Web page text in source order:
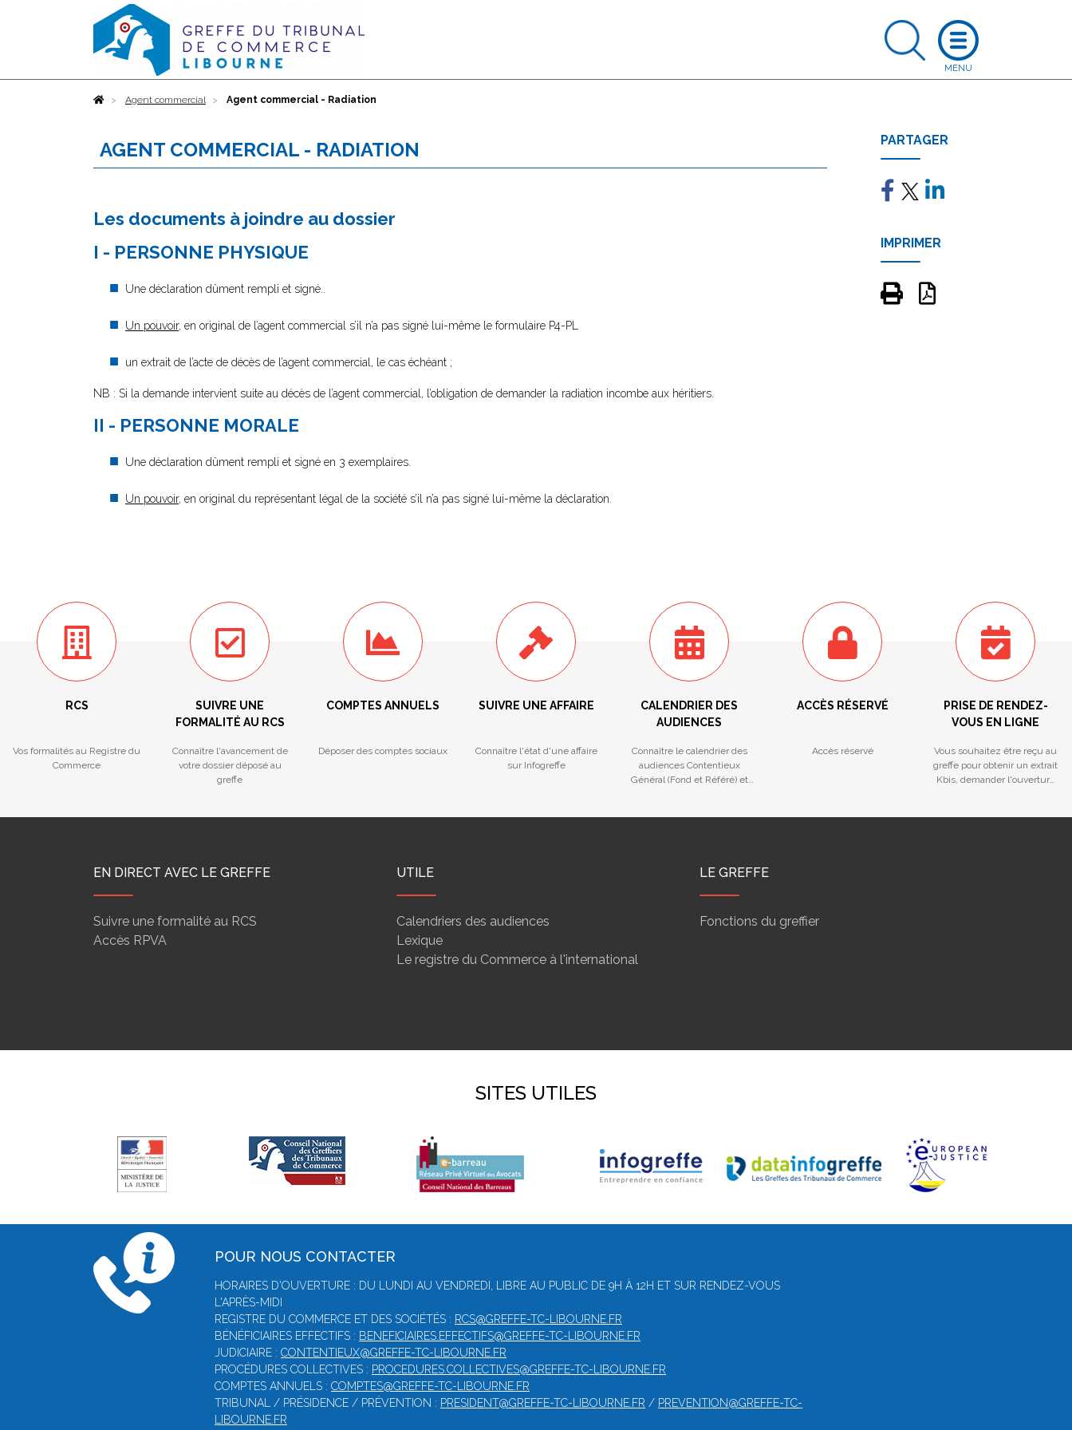
AccueilAgent commercial Agent commercial - Radiation
AGENT COMMERCIAL - RADIATION
Les documents à joindre au dossier
I - PERSONNE PHYSIQUE
Une déclaration dûment rempli et signé..
Un pouvoir, en original de l’agent commercial s’il n’a pas signé lui-même le formulaire P4-PL
un extrait de l’acte de décès de l’agent commercial, le cas échéant ;
NB : Si la demande intervient suite au décès de l’agent commercial, l’obligation de demander la radiation incombe aux héritiers.
II - PERSONNE MORALE
Une déclaration dûment rempli et signé en 3 exemplaires.
Un pouvoir, en original du représentant légal de la société s’il n’a pas signé lui-même la déclaration.
PARTAGER
IMPRIMER
RCS
Vos formalités au Registre du
Commerce
SUIVRE UNE
FORMALITÉ AU RCS
Connaître l'avancement de
votre dossier déposé au
greffe
COMPTES ANNUELS
Déposer des comptes sociaux
SUIVRE UNE AFFAIRE
Connaître l'état d'une affaire
sur Infogreffe
CALENDRIER DES
AUDIENCES
Connaître le calendrier des
audiences Contentieux
Général (Fond et Référé) et
ACCÈS RÉSERVÉ
Accès réservé
PRISE DE RENDEZ-
VOUS EN LIGNE
Vous souhaitez être reçu au
greffe pour obtenir un extrait
Kbis, demander l'ouverture
EN DIRECT AVEC LE GREFFE
Suivre une formalité au RCS
Accès RPVA
UTILE
Calendriers des audiences
Lexique
Le registre du Commerce à l'international
LE GREFFE
Fonctions du greffier
SITES UTILES
POUR NOUS CONTACTER
HORAIRES D'OUVERTURE : DU LUNDI AU VENDREDI, LIBRE AU PUBLIC DE 9H À 12H ET SUR RENDEZ-VOUS
L'APRÈS-MIDI
REGISTRE DU COMMERCE ET DES SOCIÉTÉS : RCS@GREFFE-TC-LIBOURNE.FR
BÉNÉFICIAIRES EFFECTIFS : BENEFICIAIRES.EFFECTIFS@GREFFE-TC-LIBOURNE.FR
JUDICIAIRE : CONTENTIEUX@GREFFE-TC-LIBOURNE.FR
PROCÉDURES COLLECTIVES : PROCEDURES.COLLECTIVES@GREFFE-TC-LIBOURNE.FR
COMPTES ANNUELS : COMPTES@GREFFE-TC-LIBOURNE.FR
TRIBUNAL / PRÉSIDENCE / PRÉVENTION : PRESIDENT@GREFFE-TC-LIBOURNE.FR / PREVENTION@GREFFE-TC-
LIBOURNE.FR